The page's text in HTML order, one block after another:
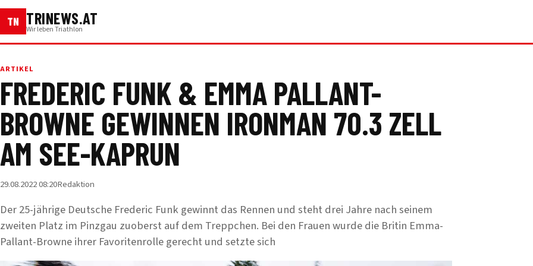
TN TRINEWS.AT
Wir leben Triathlon
ARTIKEL
FREDERIC FUNK & EMMA PALLANT-
BROWNE GEWINNEN IRONMAN 70.3 ZELL
AM SEE-KAPRUN
29.08.2022 08:20Redaktion
Der 25-jährige Deutsche Frederic Funk gewinnt das Rennen und steht drei Jahre nach seinem
zweiten Platz im Pinzgau zuoberst auf dem Treppchen. Bei den Frauen wurde die Britin Emma-
Pallant-Browne ihrer Favoritenrolle gerecht und setzte sich